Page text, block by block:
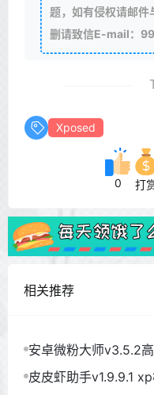
题，如有侵权请邮件
删请致信E-mail：
Xposed
0 打
相关推荐
安卓微粉大师v3.5.2
皮皮虾助手v1.9.9.1